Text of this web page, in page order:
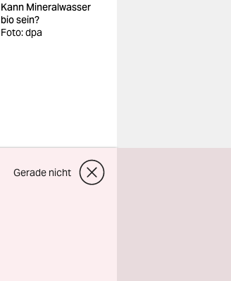
Kann Mineralwasser
bio sein?
Foto: dpa
Gerade nicht